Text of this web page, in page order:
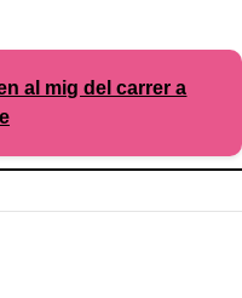
al mig del carrer a